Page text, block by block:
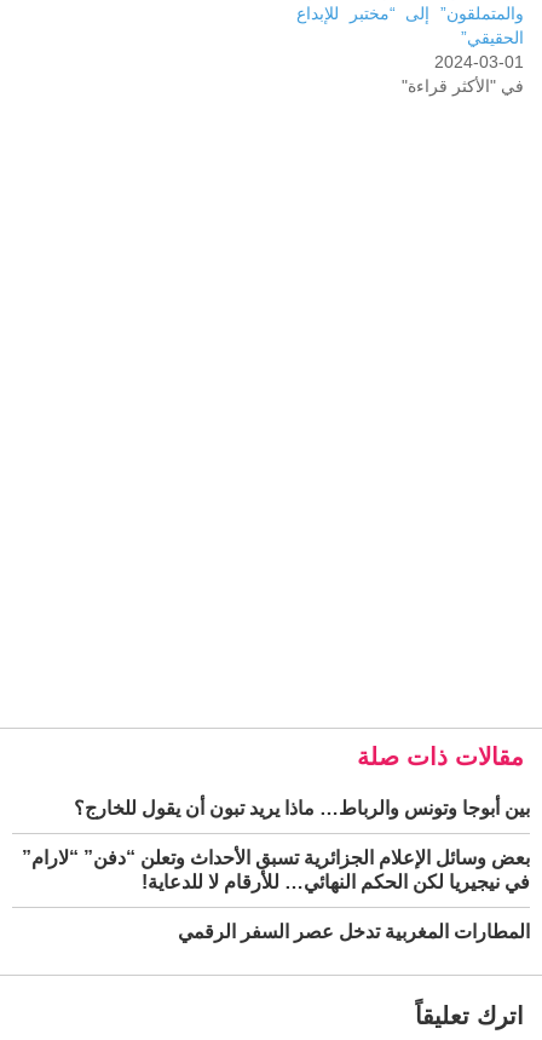
والمتملقون” إلى “مختبر للإبداع
الحقيقي”
2024-03-01
في "الأكثر قراءة"
مقالات ذات صلة
بين أبوجا وتونس والرباط… ماذا يريد تبون أن يقول للخارج؟
بعض وسائل الإعلام الجزائرية تسبق الأحداث وتعلن “دفن” “لارام”
في نيجيريا لكن الحكم النهائي… للأرقام لا للدعاية!
المطارات المغربية تدخل عصر السفر الرقمي
اترك تعليقاً